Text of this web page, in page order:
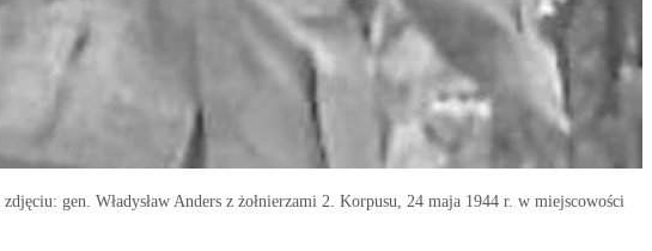
gen. Władysław Anders z żołnierzami 2. Korpusu, 24 maja 1944 r. w miejscowości